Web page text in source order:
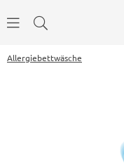
Allergiebettwäsche